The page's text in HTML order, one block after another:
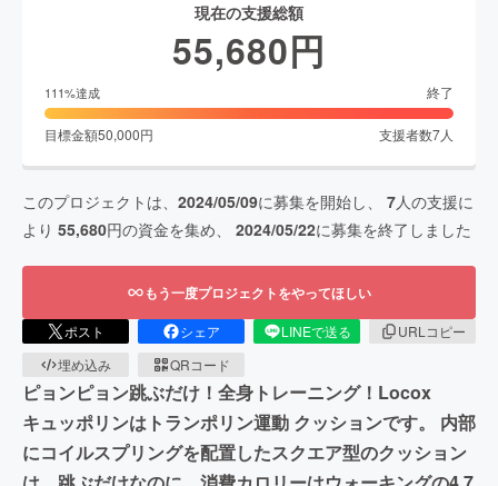
現在の支援総額
55,680円
111%達成 終了
目標金額50,000円 支援者数7人
このプロジェクトは、 2024/05/09に募集を開始し、 7人の支援に
より 55,680円の資金を集め、 2024/05/22に募集を終了しました
もう一度プロジェクトをやってほしい
ポスト シェア LINEで送る
URLコピー
埋め込み
QRコード
ピョンピョン跳ぶだけ！全身トレーニング！Locox
キュッポリンはトランポリン運動 クッションです。 内部
にコイルスプリングを配置したスクエア型のクッション